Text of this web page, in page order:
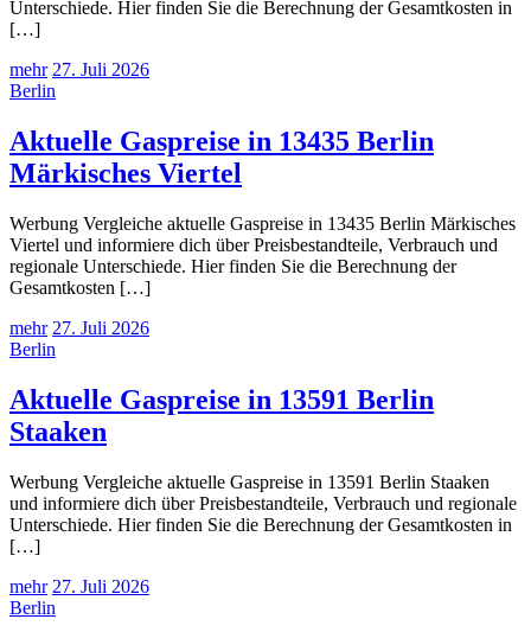
Unterschiede. Hier finden Sie die Berechnung der Gesamtkosten in
[…]
mehr 27. Juli 2026
Berlin
Aktuelle Gaspreise in 13435 Berlin
Märkisches Viertel
Werbung Vergleiche aktuelle Gaspreise in 13435 Berlin Märkisches
Viertel und informiere dich über Preisbestandteile, Verbrauch und
regionale Unterschiede. Hier finden Sie die Berechnung der
Gesamtkosten […]
mehr 27. Juli 2026
Berlin
Aktuelle Gaspreise in 13591 Berlin
Staaken
Werbung Vergleiche aktuelle Gaspreise in 13591 Berlin Staaken
und informiere dich über Preisbestandteile, Verbrauch und regionale
Unterschiede. Hier finden Sie die Berechnung der Gesamtkosten in
[…]
mehr 27. Juli 2026
Berlin